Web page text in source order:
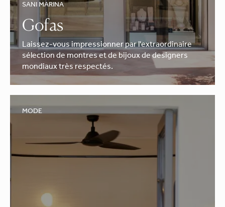
SANI MARINA
Gofas
Laissez-vous impressionner par l'extraordinaire
sélection de montres et de bijoux de designers
mondiaux très respectés.
MODE